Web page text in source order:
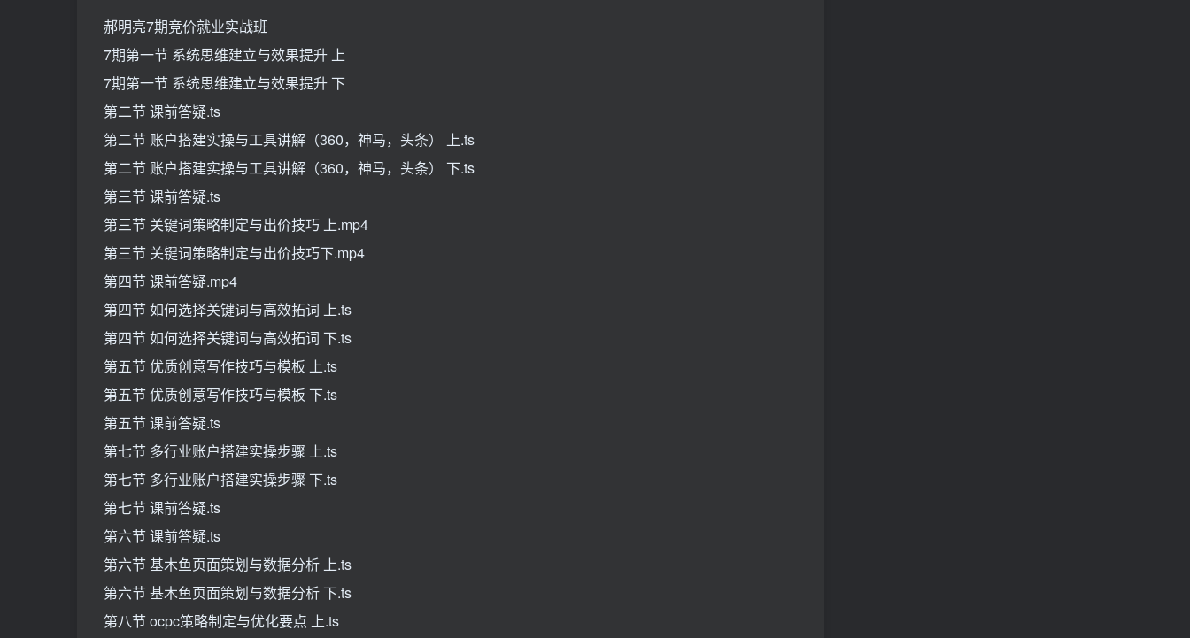
郝明亮7期竞价就业实战班
7期第一节 系统思维建立与效果提升 上
7期第一节 系统思维建立与效果提升 下
第二节 课前答疑.ts
第二节 账户搭建实操与工具讲解（360，神马，头条） 上.ts
第二节 账户搭建实操与工具讲解（360，神马，头条） 下.ts
第三节 课前答疑.ts
第三节 关键词策略制定与出价技巧 上.mp4
第三节 关键词策略制定与出价技巧下.mp4
第四节 课前答疑.mp4
第四节 如何选择关键词与高效拓词 上.ts
第四节 如何选择关键词与高效拓词 下.ts
第五节 优质创意写作技巧与模板 上.ts
第五节 优质创意写作技巧与模板 下.ts
第五节 课前答疑.ts
第七节 多行业账户搭建实操步骤 上.ts
第七节 多行业账户搭建实操步骤 下.ts
第七节 课前答疑.ts
第六节 课前答疑.ts
第六节 基木鱼页面策划与数据分析 上.ts
第六节 基木鱼页面策划与数据分析 下.ts
第八节 ocpc策略制定与优化要点 上.ts